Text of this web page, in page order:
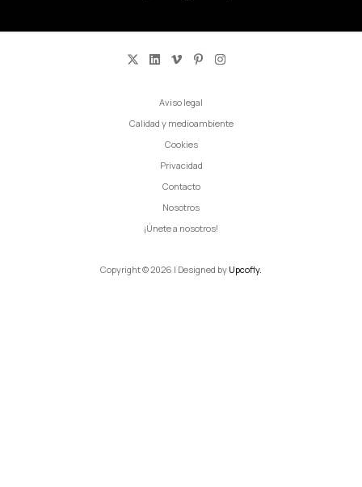
Aviso legal
Calidad y medioambiente
Cookies
Privacidad
Contacto
Nosotros
¡Únete a nosotros!
Copyright © 2026 | Designed by Upcofly.